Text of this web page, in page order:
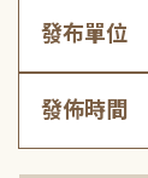
發布單位
發佈時間